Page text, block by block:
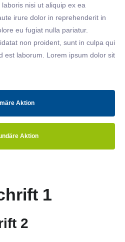
nisi ut aliquip ex ea
irure dolor in reprehenderit in
eu fugiat nulla pariatur.
non proident, sunt in culpa qui
est laborum. Lorem ipsum dolor sit
Aktion
Aktion
1
2